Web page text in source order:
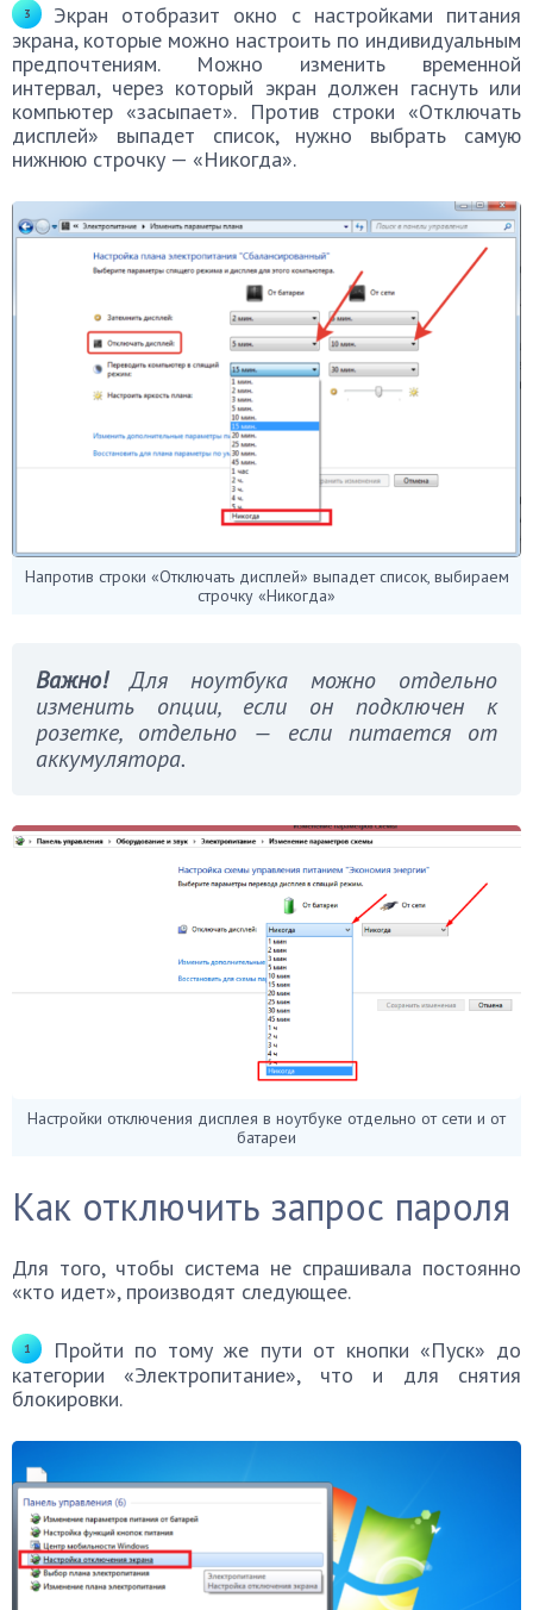
Экран отобразит окно с настройками питания
экрана, которые можно настроить по индивидуальным
предпочтениям. Можно изменить временной
интервал, через который экран должен гаснуть или
компьютер «засыпает». Против строки «Отключать
дисплей» выпадет список, нужно выбрать самую
нижнюю строчку — «Никогда».
Напротив строки «Отключать дисплей» выпадет список, выбираем
строчку «Никогда»
Важно!Для ноутбука можно отдельно
изменить опции, если он подключен к
розетке, отдельно — если питается от
аккумулятора.
Настройки отключения дисплея в ноутбуке отдельно от сети и от
батареи
Как отключить запрос пароля
Для того, чтобы система не спрашивала постоянно
«кто идет», производят следующее.
Пройти по тому же пути от кнопки «Пуск» до
категории «Электропитание», что и для снятия
блокировки.